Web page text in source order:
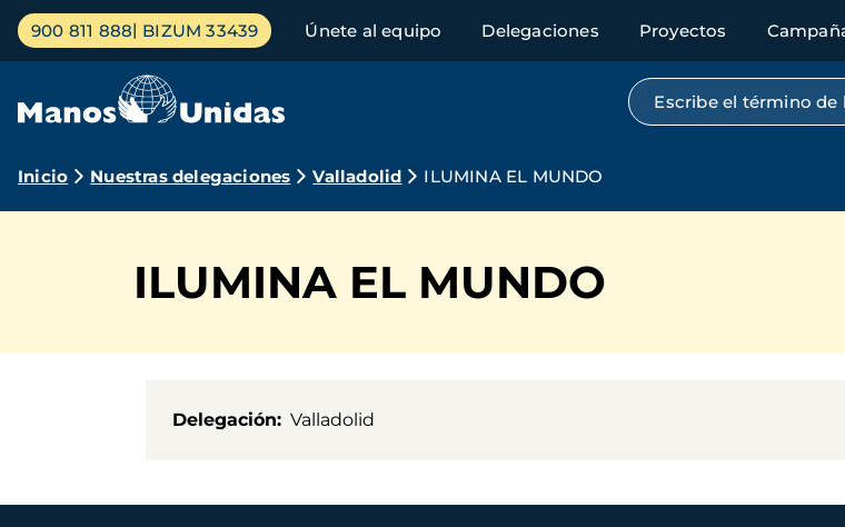
Pasar
contenido
Menú
principal
900 811 888 BIZUM 33439 Únete al equipo Delegaciones Proyectos
Búsqueda por texto
Ruta
navegación
Inicio Nuestras delegaciones Valladolid ILUMINA EL MUNDO
ILUMINA EL MUNDO
Delegación Valladolid